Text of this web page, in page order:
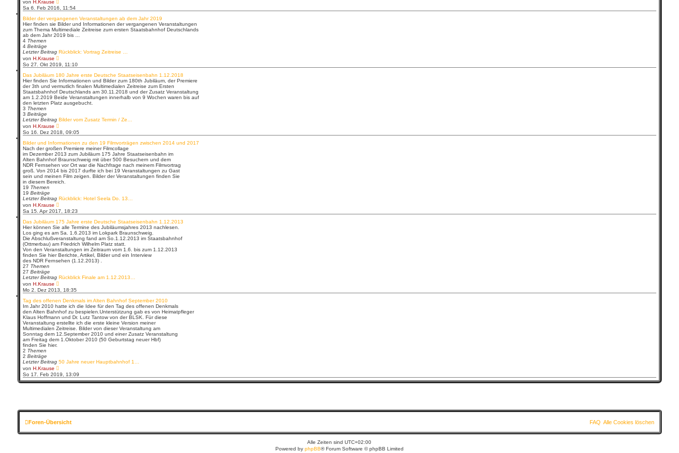
von H.Krause
e
u
e
s
t
e
e
i
t
r
a
g
Sa 6. Feb 2016, 11:54
Bilder der vergangenen Veranstaltungen ab dem Jahr 2019
Hier finden sie Bilder und Informationen der vergangenen Veranstaltungen
zum Thema Multimediale Zeitreise zum ersten Staatsbahnhof Deutschlands
ab dem Jahr 2019 bis ...
4 Themen
4 Beiträge
Letzter Beitrag Rückblick: Vortrag Zeitreise …
von H.Krause
N
e
u
e
s
t
e
r
B
t
r
a
g
So 27. Okt 2019, 11:10
Das Jubiläum 180 Jahre erste Deutsche Staatseisenbahn 1.12.2018
Hier finden Sie Informationen und Bilder zum 180th Jubiläum, der Premiere
der 3th und vermutlich finalen Multimedialen Zeitreise zum Ersten
Staatsbahnhof Deutschlands am 30.11.2018 und der Zusatz Veranstaltung
am 1.2.2019 Beide Veranstaltungen innerhalb von 9 Wochen waren bis auf
den letzten Platz ausgebucht.
3 Themen
3 Beiträge
Letzter Beitrag Bilder vom Zusatz Termin / Ze…
von H.Krause
N
e
u
e
s
t
e
r
B
e
i
a
g
So 16. Dez 2018, 09:05
Bilder und Informationen zu den 19 Filmvorträgen zwischen 2014 und 2017
Nach der großen Premiere meiner Filmcollage
im Dezember 2013 zum Jubiläum 175 Jahre Staatseisenbahn im
Alten Bahnhof Braunschweig mit über 500 Besuchern und dem
NDR Fernsehen vor Ort war die Nachfrage nach meinem Filmvortrag
groß. Von 2014 bis 2017 durfte ich bei 19 Veranstaltungen zu Gast
sein und meinen Film zeigen. Bilder der Veranstaltungen finden Sie
in diesem Bereich.
19 Themen
19 Beiträge
Letzter Beitrag Rückblick: Hotel Seela Do. 13…
von H.Krause
N
e
u
e
s
t
e
r
B
e
i
a
g
Sa 15. Apr 2017, 18:23
Das Jubiläum 175 Jahre erste Deutsche Staatseisenbahn 1.12.2013
Hier können Sie alle Termine des Jubiläumsjahres 2013 nachlesen.
Los ging es am Sa. 1.6.2013 im Lokpark Braunschweig.
Die Abschlußveranstaltung fand am So.1.12.2013 im Staatsbahnhof
(Ottmerbau) am Friedrich Wilhelm Platz statt.
Von den Veranstaltungen im Zeitraum vom 1.6. bis zum 1.12.2013
finden Sie hier Berichte, Artikel, Bilder und ein Interview
des NDR Fernsehen (1.12.2013) .
27 Themen
27 Beiträge
Letzter Beitrag Rückblick Finale am 1.12.2013…
von H.Krause
N
e
u
e
s
t
e
r
B
e
i
g
Mo 2. Dez 2013, 18:35
Tag des offenen Denkmals im Alten Bahnhof September 2010
Im Jahr 2010 hatte ich die Idee für den Tag des offenen Denkmals
den Alten Bahnhof zu bespielen.Unterstützung gab es von Heimatpfleger
Klaus Hoffmann und Dr. Lutz Tantow von der BLSK. Für diese
Veranstaltung erstellte ich die erste kleine Version meiner
Multimedialen Zeitreise. Bilder von dieser Veranstaltung am
Sonntag dem 12.September 2010 und einer Zusatz Veranstaltung
am Freitag dem 1.Oktober 2010 (50 Geburtstag neuer Hbf)
finden Sie hier.
2 Themen
2 Beiträge
Letzter Beitrag 50 Jahre neuer Hauptbahnhof 1…
von H.Krause
N
e
u
e
B
i
r
So 17. Feb 2019, 13:09
Foren-Übersicht Alle Cookies löschen
FAQ
Alle Zeiten sindUTC+02:00
Powered by phpBB® Forum Software © phpBB Limited